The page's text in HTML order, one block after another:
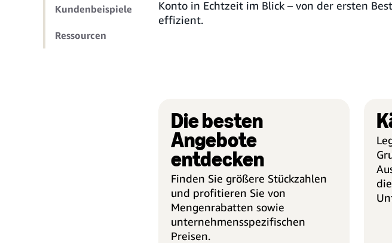
Kundenbeispiele
Ressourcen
Konto in Echtzeit im Blick – von der ersten
effizient.
Die besten
Angebote
entdecken
Finden Sie größere Stückzahlen
und profitieren Sie von
Mengenrabatten sowie
unternehmensspezifischen
Preisen.